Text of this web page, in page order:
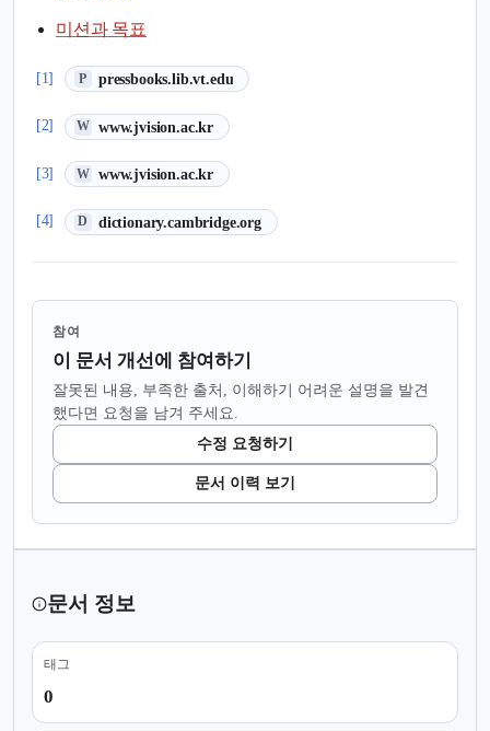
미션과 목표
[1] P pressbooks.lib.vt.edu
(새 탭에서 열림)
[2] W www.jvision.ac.kr
(새 탭에서 열림)
[3] W www.jvision.ac.kr
(새 탭에서 열림)
[4] D dictionary.cambridge.org
(새 탭에서 열림)
참여
이 문서 개선에 참여하기
잘못된 내용, 부족한 출처, 이해하기 어려운 설명을 발견
했다면 요청을 남겨 주세요.
수정 요청하기
문서 이력 보기
문서 정보
태그
0